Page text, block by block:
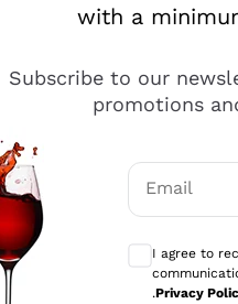
diversi e con
with a
Subscribe to our
promotions
Email
I agree to
.Privacy